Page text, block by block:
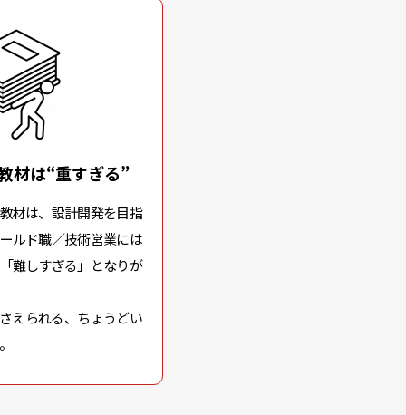
材は“重すぎる”
材は、設計開発を目指
ルド職／技術営業には
難しすぎる」となりが
えられる、ちょうどい